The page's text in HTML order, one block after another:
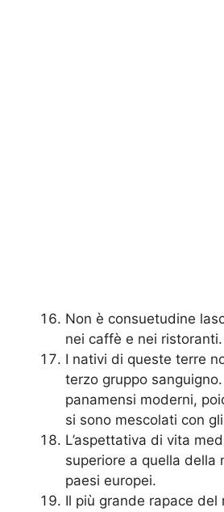
Non è consuetudine
nei caffè e nei ristoranti.
I nativi di queste terre
terzo gruppo
panamensi moderni,
si sono mescolati con
L’aspettativa di vita
superiore a quella della
paesi europei.
Il più grande rapace del